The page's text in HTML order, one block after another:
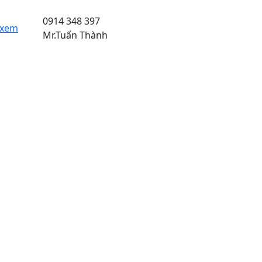
0914 348 397
Mr.Tuấn Thành